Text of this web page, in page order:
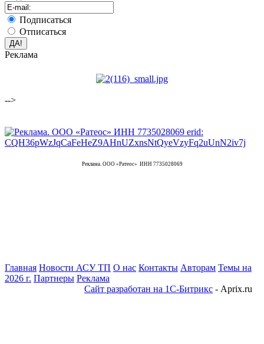
Подписаться
Отписаться
Реклама
-->
Реклама. ООО «Ратеос» ИНН 7735028069
Главная Новости АСУ ТП О нас Контакты Авторам Темы на
2026 г. Партнеры Реклама
Сайт разработан на 1С-Битрикс - Aprix.ru